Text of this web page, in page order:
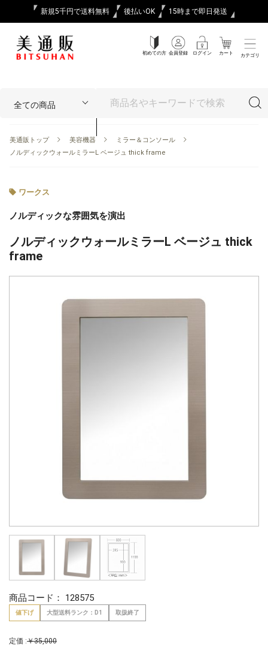
新規5千円で送料無料 後払いOK 15時まで即日発送
初めての方 会員登録 ログイン カート カテゴリ
美通販トップ 美容機器
ミラー＆コンソール
ノルディックウォールミラーL ベージュ thick frame
ワークス
ノルディックな雰囲気を演出
ノルディックウォールミラーL ベージュ thick
frame
商品コード： 128575
値下げ 大型送料ランク：D1 取扱終了
定価 :￥35,000